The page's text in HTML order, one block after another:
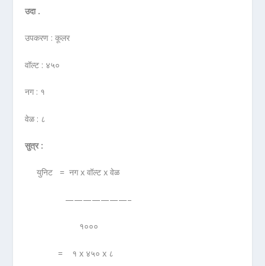
उदा .
उपकरण : कूलर
वॉल्ट : ४५०
नग : १
वेळ : ८
सुत्र :
युनिट = नग x वॉल्ट x वेळ
———————–
१०००
= १ x ४५० x ८